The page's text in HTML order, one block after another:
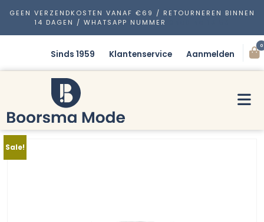
GEEN VERZENDKOSTEN VANAF €69 / RETOURNEREN BINNEN
14 DAGEN / WHATSAPP NUMMER
Sinds 1959 Klantenservice Aanmelden
0
Sale!